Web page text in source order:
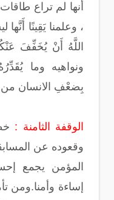
أنها لم تراع
، وعلمنا يَقِينًا
اللَّهُ أَنْ يُخَفِّفَ
ونواهيه وما
بِضعْفِ الانسان من
الوقفة الثامنة :
وقعوده عن
المؤمن يجمع
إساءة وأمنا.ومن